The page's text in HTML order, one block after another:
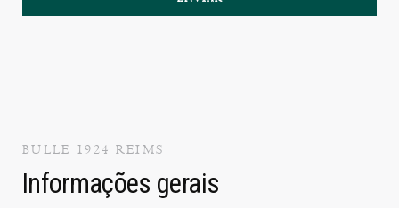
BULLE 1924 REIMS
Informações gerais